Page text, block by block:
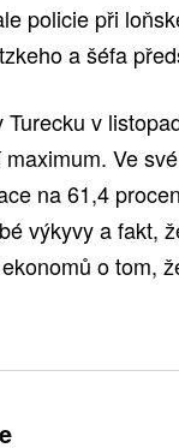
policie při
a šéfa
Turecku v
Ve
na 61,4
výkyvy a fakt,
o tom,